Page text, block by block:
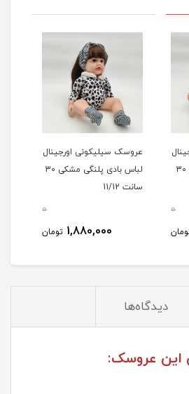
لباس بادی چارخونه آبی 30
0
عروسک سیلیکونی اورجینال
لباس بادی پلنگی مشکی 30
سانت 11/12
0
1,880,000 تومان
دیدگاه‌ها
این عروسک: